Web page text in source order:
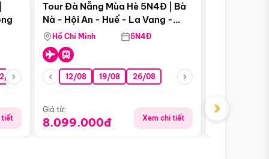
08 26/08 05/09 09/09 12/09
tiết
Tour Đà Nẵng Mùa Hè 5N4Đ | Bà
Nà - Hội An - Huế - La Vang -
Động Thiên Đường
Hồ Chí Minh 5N4Đ
12/08 19/08 26/08
Giá từ:
8.099.000đ Xem chi tiết
Giá từ:
›